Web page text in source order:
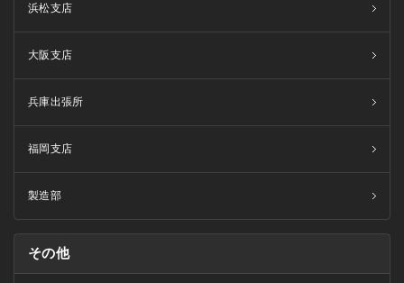
浜松支店
大阪支店
兵庫出張所
福岡支店
製造部
その他